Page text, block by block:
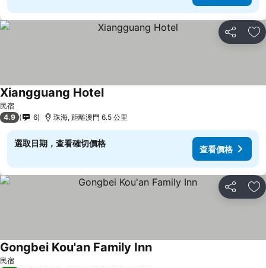
分享 放
民宿
Xiangguang Hotel
4.9 6 珠海, 距離澳門 6.5 公里
選取日期，查看確切價格
查看價格
分享 放
民宿
Gongbei Kou'an Family Inn